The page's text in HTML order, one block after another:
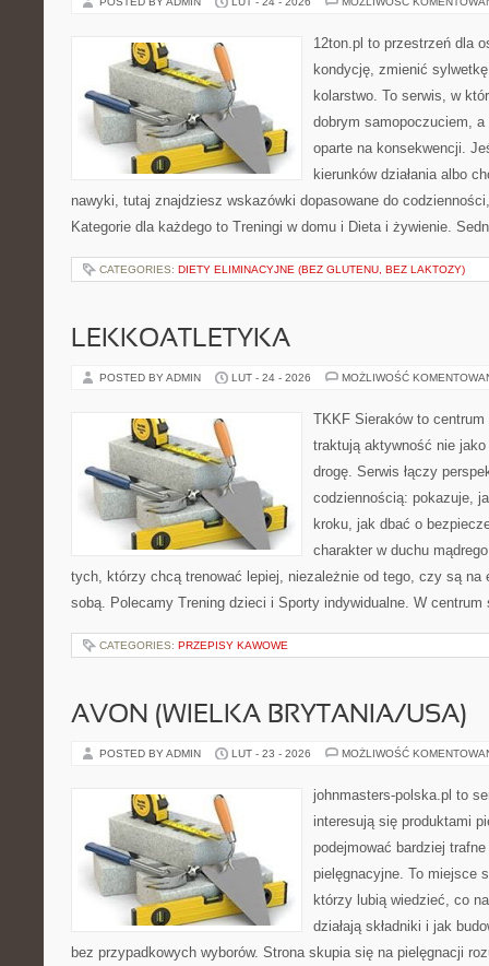
12ton.pl to przestrzeń dla
kondycję, zmienić
kolarstwo. To serwis, w
dobrym samopoczuciem,
oparte na konsekwencji.
kierunków działania albo
nawyki, tutaj znajdziesz wskazówki dopasowane do
Kategorie dla każdego to Treningi w domu i Dieta i żywienie.
CATEGORIES: DIETY ELIMINACYJNE (BEZ GLUTENU, BEZ LAKTOZY)
LEKKOATLETYKA
POSTED BY ADMIN LUT - 24 - 2026 MOŻLIWOŚĆ
TKKF Sieraków to
traktują aktywność nie
drogę. Serwis łączy
codziennością: pokazuje,
kroku, jak dbać o
charakter w duchu
tych, którzy chcą trenować lepiej, niezależnie od tego, czy są na
sobą. Polecamy Trening dzieci i Sporty indywidualne. W
CATEGORIES: PRZEPISY KAWOWE
AVON (WIELKA BRYTANIA/USA)
POSTED BY ADMIN LUT - 23 - 2026 MOŻLIWOŚĆ
johnmasters-polska.pl to
interesują się produktami
podejmować bardziej
pielęgnacyjne. To miejsce
którzy lubią wiedzieć, co
działają składniki i jak
bez przypadkowych wyborów. Strona skupia się na pielęgnacji